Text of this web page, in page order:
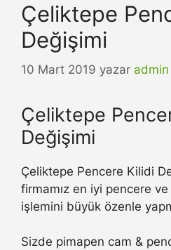
Çeliktepe
Değişimi
10 Mart 2019 yazar admin
Çeliktepe
Değişimi
Çeliktepe Pencere Kilidi
firmamız en iyi pencere ve
işlemini büyük özenle
Sizde pimapen cam &